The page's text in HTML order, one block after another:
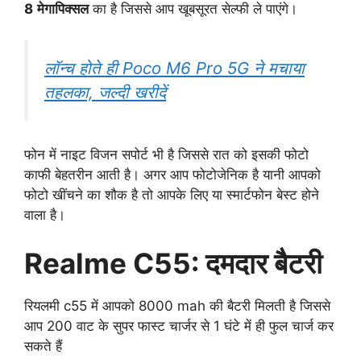
8 मेगापिक्सलका है जिससे आप खूबसूरत सेल्फी ले पाएंगे।
लॉन्च होते ही Poco M6 Pro 5G ने मचाया
तहलका, जल्दी खरीदें
फोन में नाइट विजन सपोर्ट भी है जिससे रात को इसकी फोटो
काफी बेहतरीन आती है। अगर आप फोटोजेनिक है यानी आपको
फोटो खींचने का शौक है तो आपके लिए या स्मार्टफोन बेस्ट होने
वाला है।
Realme C55: दमदार बैटरी
रियलमी c55 में आपको 8000 mah की बैटरी मिलती है जिससे
आप 200 वाट के सुपर फास्ट चार्जर से 1 घंटे में ही फुल चार्ज कर
सकते हैं